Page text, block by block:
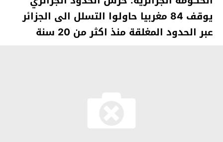
يوقف 84 مغربيا حاولوا التسلل الى الجزائر
عبر الحدود المغلقة منذ اكثر من 20 سنة